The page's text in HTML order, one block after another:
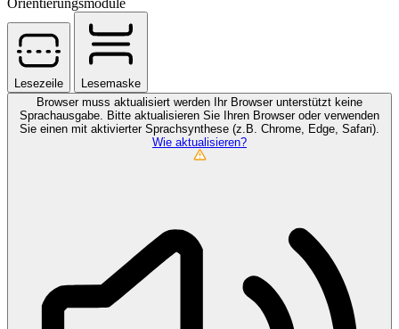
Orientierungsmodule
Lesezeile
Lesemaske
Browser muss aktualisiert werden
Ihr Browser unterstützt keine
Sprachausgabe. Bitte aktualisieren Sie Ihren Browser oder verwenden
Sie einen mit aktivierter Sprachsynthese (z.B. Chrome, Edge, Safari).
Wie aktualisieren?